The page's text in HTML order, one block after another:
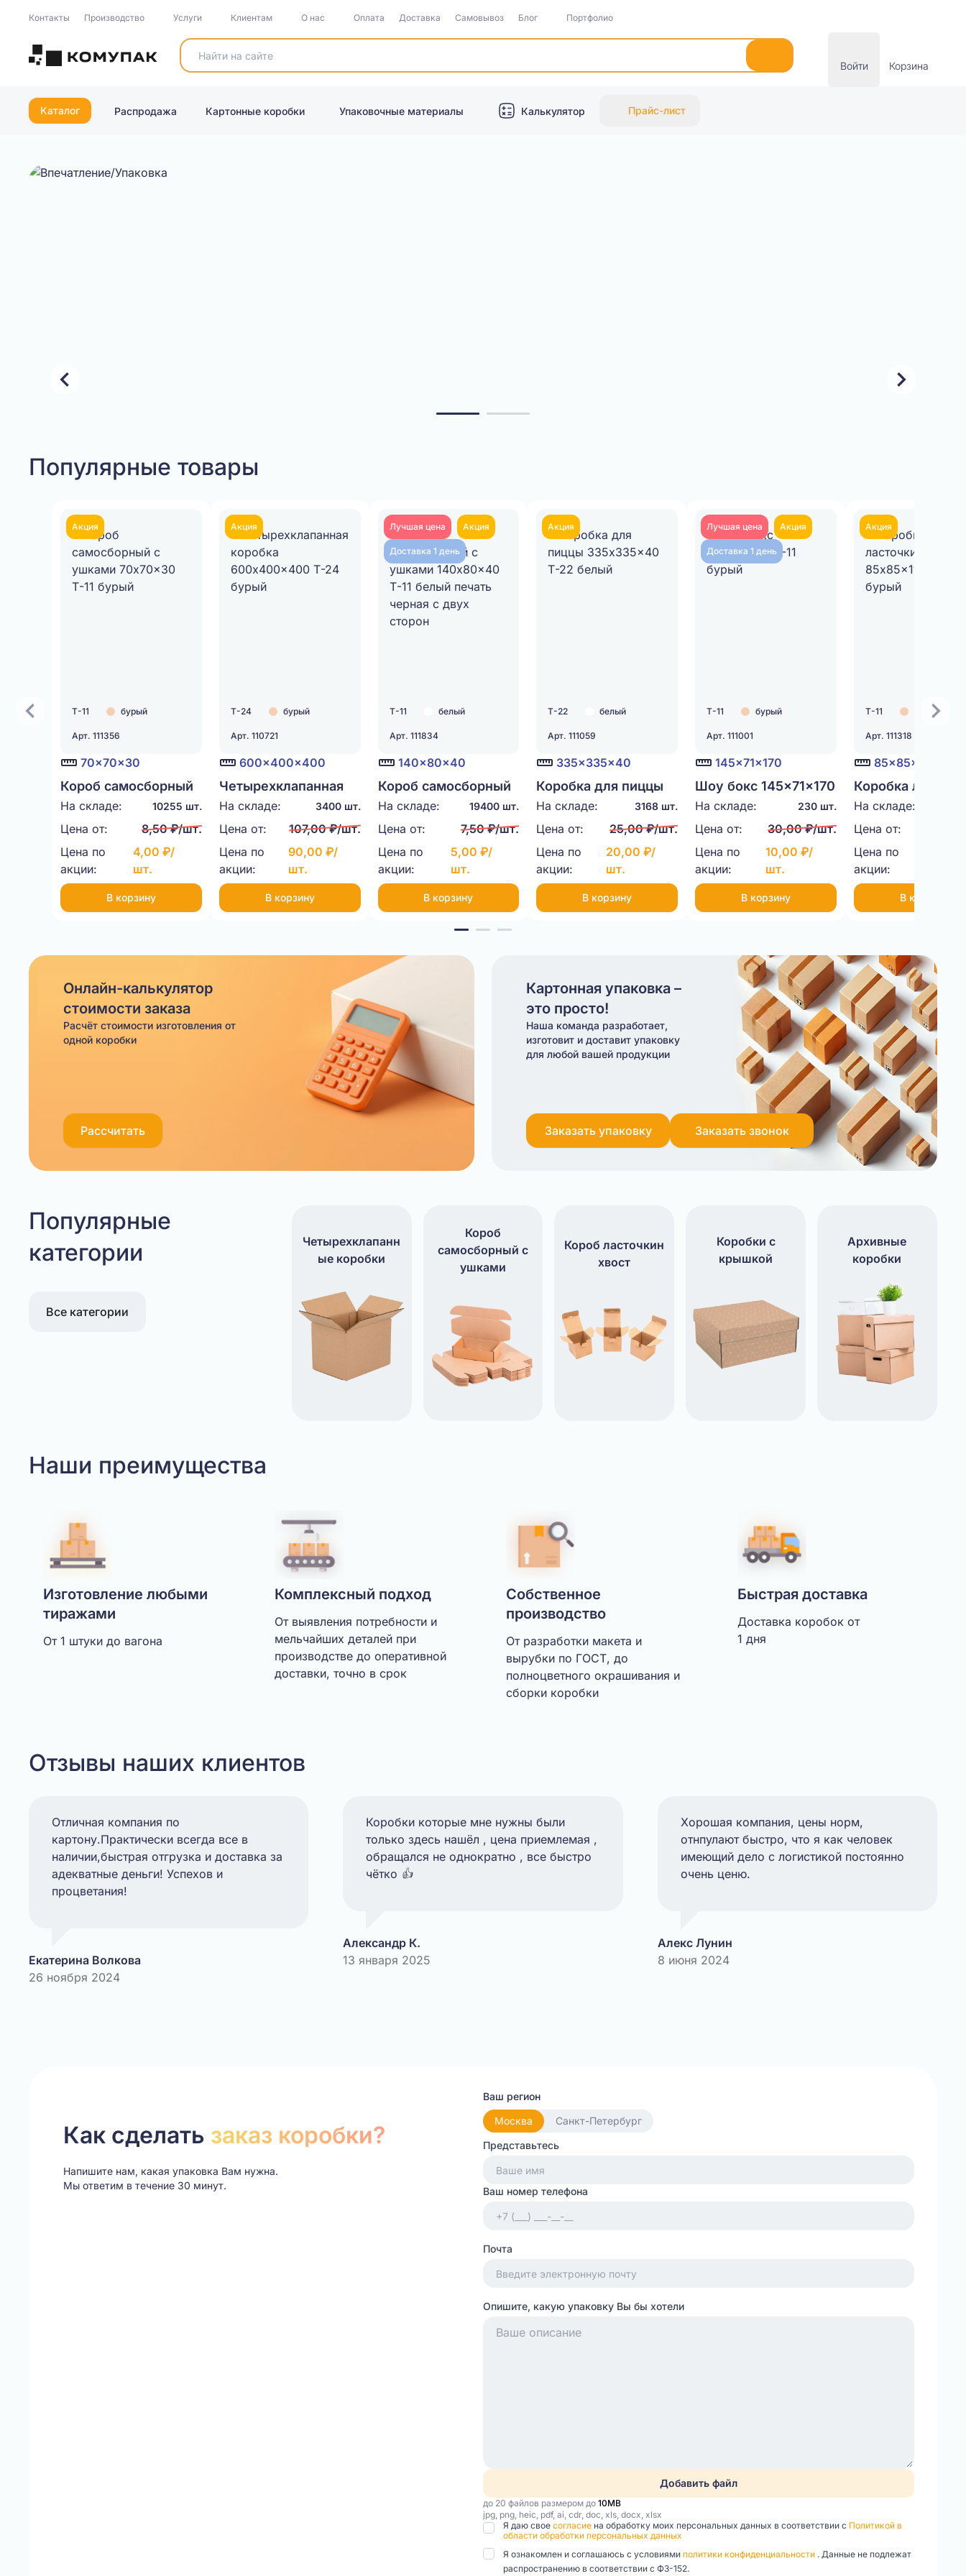
Контакты Производство Услуги Клиентам О нас Оплата Доставка Самовывоз Блог Портфолио
Войти Корзина
Каталог Распродажа Картонные коробки Упаковочные материалы Калькулятор Прайс-лист
of
Популярные товары
Акция
Т-11 бурый
Арт. 111356
70x70x30
Короб самосборный
с ушками 70x70x30
Т-11 бурый
На складе: 10255 шт.
Цена от:
8,50 ₽/шт.
Цена по
акции:
4,00 ₽/
шт.
В корзину
Акция
Т-24 бурый
Арт. 110721
600x400x400
Четырехклапанная
коробка
600x400x400 Т-24
На складе: 3400 шт.
Цена от:
107,00 ₽/шт.
Цена по
акции:
90,00 ₽/
шт.
В корзину
Лучшая цена Акция
Доставка 1 день
Т-11 белый
Арт. 111834
140x80x40
Короб самосборный
с ушками 140x80x40
Т-11 белый печать
На складе: 19400 шт.
Цена от:
7,50 ₽/шт.
Цена по
акции:
5,00 ₽/
шт.
В корзину
Акция
Т-22 белый
Арт. 111059
335x335x40
Коробка для пиццы
335x335x40 Т-22
белый
На складе: 3168 шт.
Цена от:
25,00 ₽/шт.
Цена по
акции:
20,00 ₽/
шт.
В корзину
Лучшая цена Акция
Доставка 1 день
Т-11 бурый
Арт. 111001
145x71x170
Шоу бокс 145x71x170
Т-11 бурый
На складе: 230 шт.
Цена от:
30,00 ₽/шт.
Цена по
акции:
10,00 ₽/
шт.
В корзину
Акция
Т-11 бурый
Арт. 111318
85x85x115
Коробка
хвост 85x85x115
бурый
На складе:
Цена от:
Цена по
акции:
В корзину
Онлайн-калькулятор
стоимости заказа
Расчёт стоимости изготовления от
одной коробки
Рассчитать
Картонная упаковка –
это просто!
Наша команда разработает,
изготовит и доставит упаковку
для любой вашей продукции
Заказать упаковку Заказать звонок
Популярные
категории
Все категории
Четырехклапанн
ые коробки
Короб
самосборный с
ушками
Короб ласточкин
хвост
Коробки с
крышкой
Архивные
коробки
Наши преимущества
Изготовление любыми
тиражами
От 1 штуки до вагона
Комплексный подход
От выявления потребности и
мельчайших деталей при
производстве до оперативной
доставки, точно в срок
Собственное
производство
От разработки макета и
вырубки по ГОСТ, до
полноцветного окрашивания и
сборки коробки
Быстрая доставка
Доставка коробок от
1 дня
Отзывы наших клиентов
Отличная компания по
картону.Практически всегда все в
наличии,быстрая отгрузка и доставка за
адекватные деньги! Успехов и
процветания!
Екатерина Волкова
26 ноября 2024
Коробки которые мне нужны были
только здесь нашёл , цена приемлемая ,
обращался не однократно , все быстро
чётко 👍
Александр К.
13 января 2025
Хорошая компания, цены норм,
отнпулают быстро, что я как человек
имеющий дело с логистикой постоянно
очень ценю.
Алекс Лунин
8 июня 2024
Как сделать заказ коробки?
Напишите нам, какая упаковка Вам нужна.
Мы ответим в течение 30 минут.
Ваш регион
Москва
Санкт-Петербург
Представьтесь
Ваш номер телефона
Почта
Опишите, какую упаковку Вы бы хотели
Добавить файл
до 20 файлов размером до 10MB
jpg, png, heic, pdf, ai, cdr, doc, xls, docx, xlsx
Я даю свое согласие на обработку моих персональных данных в соответствии с Политикой в
области обработки персональных данных
Я ознакомлен и соглашаюсь с условиями политики конфиденциальности . Данные не подлежат
распространению в соответствии с ФЗ-152.